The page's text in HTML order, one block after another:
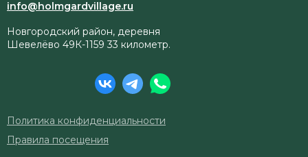
Политика конфиденциальности
Новгородский район, деревня
Шевелёво 49К-1159 33 километр.
info@holmgardvillage.ru
Правила посещения